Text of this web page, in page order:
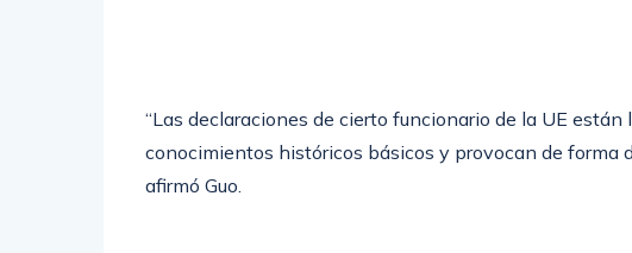
“Las declaraciones de cierto funcionario de la UE
conocimientos históricos básicos y provocan de forma
afirmó Guo.